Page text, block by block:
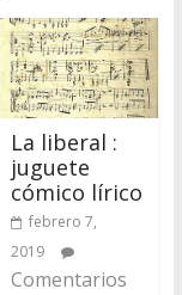
La liberal :
juguete
cómico lírico
febrero 7,
2019
Comentarios